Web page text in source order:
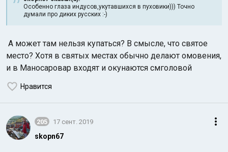
Особенно глаза индусов,укутавшихся в пуховики))) Точно
думали про диких русских :-)
А может там нельзя купаться? В смысле, что святое
место? Хотя в святых местах обычно делают омовения,
и в Маносаровар входят и окунаются смголовой
Нравится
205 17 сент. 2019
skopn67